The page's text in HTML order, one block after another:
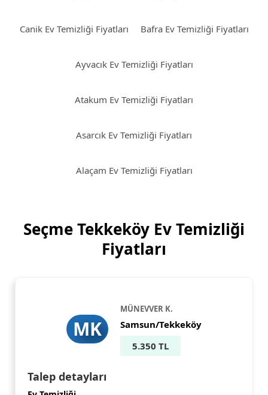
Canik Ev Temizliği Fiyatları Bafra Ev Temizliği Fiyatları
Ayvacık Ev Temizliği Fiyatları
Atakum Ev Temizliği Fiyatları
Asarcık Ev Temizliği Fiyatları
Alaçam Ev Temizliği Fiyatları
Seçme Tekkeköy Ev Temizliği
Fiyatları
MK
MÜNEVVER K.
Samsun/Tekkeköy
5.350 TL
Talep detayları